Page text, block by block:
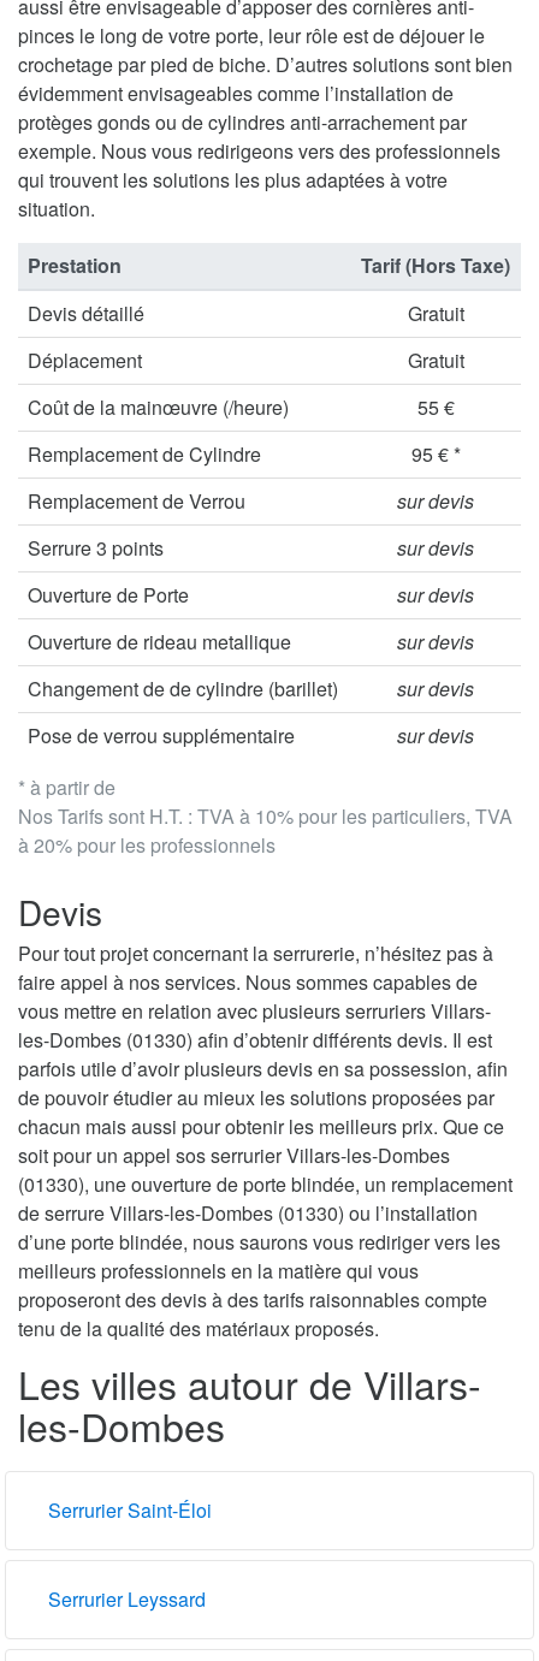
aussi être envisageable d’apposer des cornières anti-
pinces le long de votre porte, leur rôle est de déjouer le
crochetage par pied de biche. D’autres solutions sont bien
évidemment envisageables comme l’installation de
protèges gonds ou de cylindres anti-arrachement par
exemple. Nous vous redirigeons vers des professionnels
qui trouvent les solutions les plus adaptées à votre
situation.
* à partir de
Nos Tarifs sont H.T. : TVA à 10% pour les particuliers, TVA
à 20% pour les professionnels
Prestation
Tarif (Hors Taxe)
Devis détaillé
Gratuit
Déplacement
Gratuit
Coût de la mainœuvre (/heure)
55 €
Remplacement de Cylindre
95 € *
Remplacement de Verrou
sur devis
Serrure 3 points
sur devis
Ouverture de Porte
sur devis
Ouverture de rideau metallique
sur devis
Changement de de cylindre (barillet)
sur devis
Pose de verrou supplémentaire
sur devis
Devis
Pour tout projet concernant la serrurerie, n’hésitez pas à
faire appel à nos services. Nous sommes capables de
vous mettre en relation avec plusieurs serruriers Villars-
les-Dombes (01330) afin d’obtenir différents devis. Il est
parfois utile d’avoir plusieurs devis en sa possession, afin
de pouvoir étudier au mieux les solutions proposées par
chacun mais aussi pour obtenir les meilleurs prix. Que ce
soit pour un appel sos serrurier Villars-les-Dombes
(01330), une ouverture de porte blindée, un remplacement
de serrure Villars-les-Dombes (01330) ou l’installation
d’une porte blindée, nous saurons vous rediriger vers les
meilleurs professionnels en la matière qui vous
proposeront des devis à des tarifs raisonnables compte
tenu de la qualité des matériaux proposés.
Les villes autour de Villars-
les-Dombes
Serrurier Saint-Éloi
Serrurier Leyssard